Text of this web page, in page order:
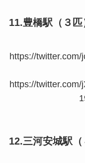
11.豊橋駅（３匹
https://
https://
12.三河安城駅（